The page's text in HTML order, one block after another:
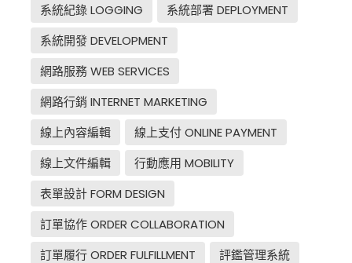
系統紀錄 LOGGING
系統部署 DEPLOYMENT
系統開發 DEVELOPMENT
網路服務 WEB SERVICES
網路行銷 INTERNET MARKETING
線上內容編輯
線上支付 ONLINE PAYMENT
線上文件編輯
行動應用 MOBILITY
表單設計 FORM DESIGN
訂單協作 ORDER COLLABORATION
訂單履行 ORDER FULFILLMENT
評鑑管理系統